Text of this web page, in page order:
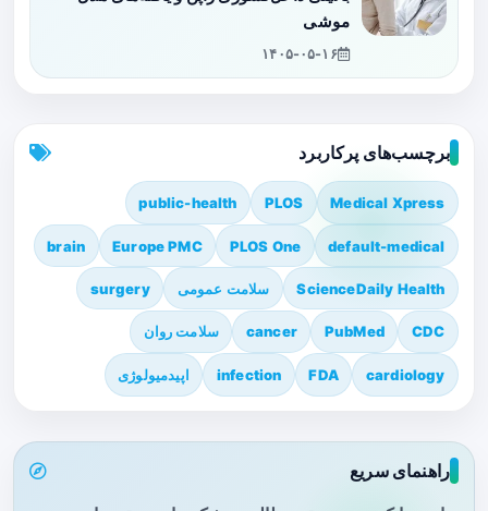
موشی
۱۴۰۵-۰۵-۱۶
برچسب‌های پرکاربرد
Medical Xpress
PLOS
public-health
default-medical
PLOS One
Europe PMC
brain
ScienceDaily Health سلامت عمومی surgery
CDC
PubMed
cancer سلامت روان
cardiology
FDA
infection اپیدمیولوژی
راهنمای سریع